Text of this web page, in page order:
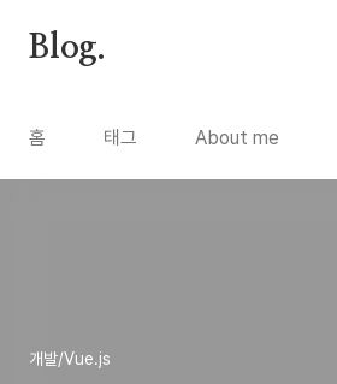
Blog.
홈 태그 About me
개발/Vue.js